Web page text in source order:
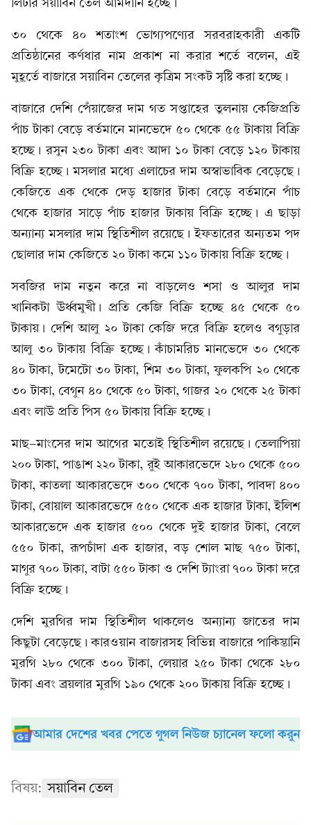
লিটার সয়াবিন তেল আমদানি হচ্ছে।
৩০ থেকে ৪০ শতাংশ ভোগ্যপণ্যের সরবরাহকারী একটি
প্রতিষ্ঠানের কর্ণধার নাম প্রকাশ না করার শর্তে বলেন, এই
মুহূর্তে বাজারে সয়াবিন তেলের কৃত্রিম সংকট সৃষ্টি করা হচ্ছে।
বাজারে দেশি পেঁয়াজের দাম গত সপ্তাহের তুলনায় কেজিপ্রতি
পাঁচ টাকা বেড়ে বর্তমানে মানভেদে ৫০ থেকে ৫৫ টাকায় বিক্রি
হচ্ছে। রসুন ২৩০ টাকা এবং আদা ১০ টাকা বেড়ে ১২০ টাকায়
বিক্রি হচ্ছে। মসলার মধ্যে এলাচের দাম অস্বাভাবিক বেড়েছে।
কেজিতে এক থেকে দেড় হাজার টাকা বেড়ে বর্তমানে পাঁচ
থেকে হাজার সাড়ে পাঁচ হাজার টাকায় বিক্রি হচ্ছে। এ ছাড়া
অন্যান্য মসলার দাম স্থিতিশীল রয়েছে। ইফতারের অন্যতম পদ
ছোলার দাম কেজিতে ২০ টাকা কমে ১১০ টাকায় বিক্রি হচ্ছে।
সবজির দাম নতুন করে না বাড়লেও শসা ও আলুর দাম
খানিকটা ঊর্ধ্বমুখী। প্রতি কেজি বিক্রি হচ্ছে ৪৫ থেকে ৫০
টাকায়। দেশি আলু ২০ টাকা কেজি দরে বিক্রি হলেও বগুড়ার
আলু ৩০ টাকায় বিক্রি হচ্ছে। কাঁচামরিচ মানভেদে ৩০ থেকে
৪০ টাকা, টমেটো ৩০ টাকা, শিম ৩০ টাকা, ফুলকপি ২০ থেকে
৩০ টাকা, বেগুন ৪০ থেকে ৫০ টাকা, গাজর ২০ থেকে ২৫ টাকা
এবং লাউ প্রতি পিস ৫০ টাকায় বিক্রি হচ্ছে।
মাছ-মাংসের দাম আগের মতোই স্থিতিশীল রয়েছে। তেলাপিয়া
২০০ টাকা, পাঙাশ ২২০ টাকা, রুই আকারভেদে ২৮০ থেকে ৫০০
টাকা, কাতলা আকারভেদে ৩০০ থেকে ৭০০ টাকা, পাবদা ৪০০
টাকা, বোয়াল আকারভেদে ৫৫০ থেকে এক হাজার টাকা, ইলিশ
আকারভেদে এক হাজার ৫০০ থেকে দুই হাজার টাকা, বেলে
৫৫০ টাকা, রূপচাঁদা এক হাজার, বড় শোল মাছ ৭৫০ টাকা,
মাগুর ৭০০ টাকা, বাটা ৫৫০ টাকা ও দেশি ট্যাংরা ৭০০ টাকা দরে
বিক্রি হচ্ছে।
দেশি মুরগির দাম স্থিতিশীল থাকলেও অন্যান্য জাতের দাম
কিছুটা বেড়েছে। কারওয়ান বাজারসহ বিভিন্ন বাজারে পাকিস্তানি
মুরগি ২৮০ থেকে ৩০০ টাকা, লেয়ার ২৫০ টাকা থেকে ২৮০
টাকা এবং ব্রয়লার মুরগি ১৯০ থেকে ২০০ টাকায় বিক্রি হচ্ছে।
আমার দেশের খবর পেতে গুগল নিউজ চ্যানেল ফলো করুন
বিষয়: সয়াবিন তেল